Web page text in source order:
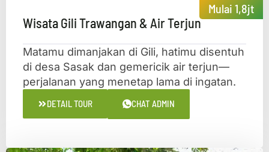
Mulai 1,8jt
Wisata Gili Trawangan & Air Terjun
Matamu dimanjakan di Gili, hatimu disentuh
di desa Sasak dan gemericik air terjun—
perjalanan yang menetap lama di ingatan.
DETAIL TOUR CHAT ADMIN